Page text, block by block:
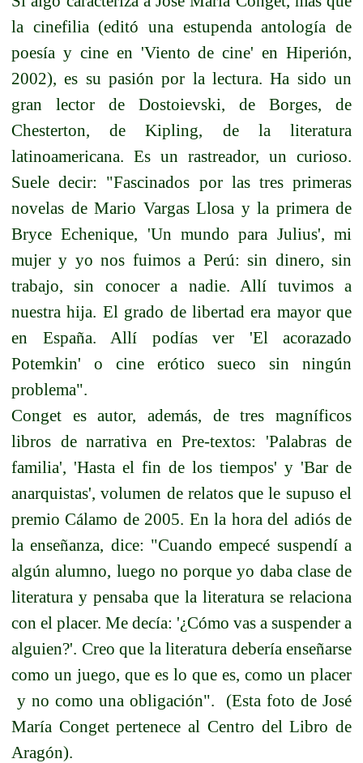
la cinefilia (editó una estupenda antología de
poesía y cine en 'Viento de cine' en Hiperión,
2002), es su pasión por la lectura. Ha sido un
gran lector de Dostoievski, de Borges, de
Chesterton, de Kipling, de la literatura
latinoamericana. Es un rastreador, un curioso.
Suele decir: "Fascinados por las tres primeras
novelas de Mario Vargas Llosa y la primera de
Bryce Echenique, 'Un mundo para Julius', mi
mujer y yo nos fuimos a Perú: sin dinero, sin
trabajo, sin conocer a nadie. Allí tuvimos a
nuestra hija. El grado de libertad era mayor que
en España. Allí podías ver 'El acorazado
Potemkin' o cine erótico sueco sin ningún
problema".
Conget es autor, además, de tres magníficos
libros de narrativa en Pre-textos: 'Palabras de
familia', 'Hasta el fin de los tiempos' y 'Bar de
anarquistas', volumen de relatos que le supuso el
premio Cálamo de 2005. En la hora del adiós de
la enseñanza, dice: "Cuando empecé suspendí a
algún alumno, luego no porque yo daba clase de
literatura y pensaba que la literatura se relaciona
con el placer. Me decía: '¿Cómo vas a suspender a
alguien?'. Creo que la literatura debería enseñarse
como un juego, que es lo que es, como un placer
y no como una obligación". (Esta foto de José
María Conget pertenece al Centro del Libro de
Aragón).